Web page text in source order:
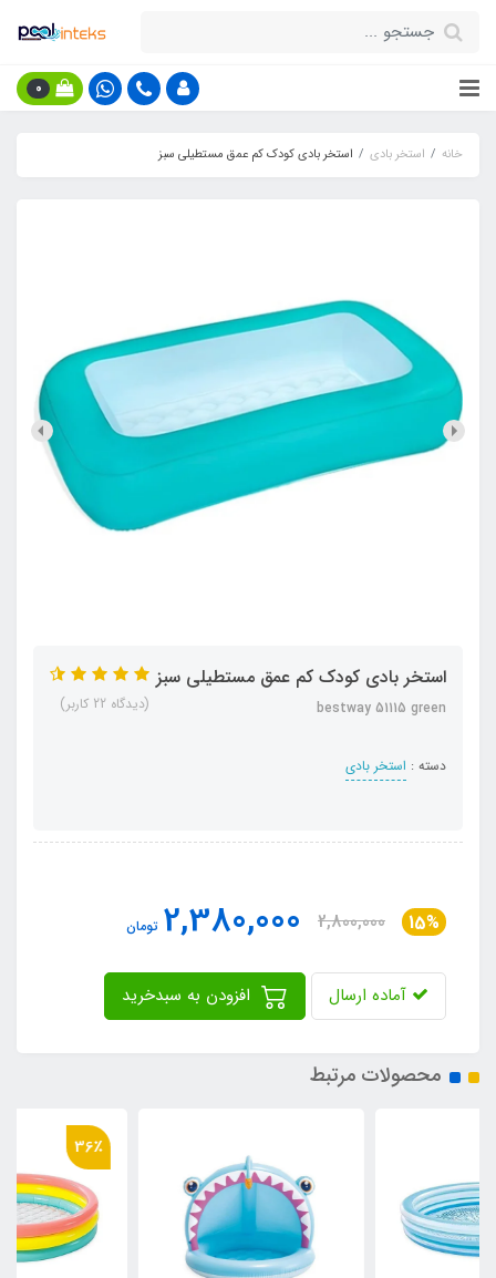
0
خانه استخر بادی استخر بادی کودک کم عمق مستطیلی سبز
استخر بادی کودک کم عمق مستطیلی سبز
bestway 51115 green
دسته : استخر بادی
(دیدگاه 22 کاربر)
15%
2,800,000
2,380,000 تومان
آماده ارسال
محصولات مرتبط